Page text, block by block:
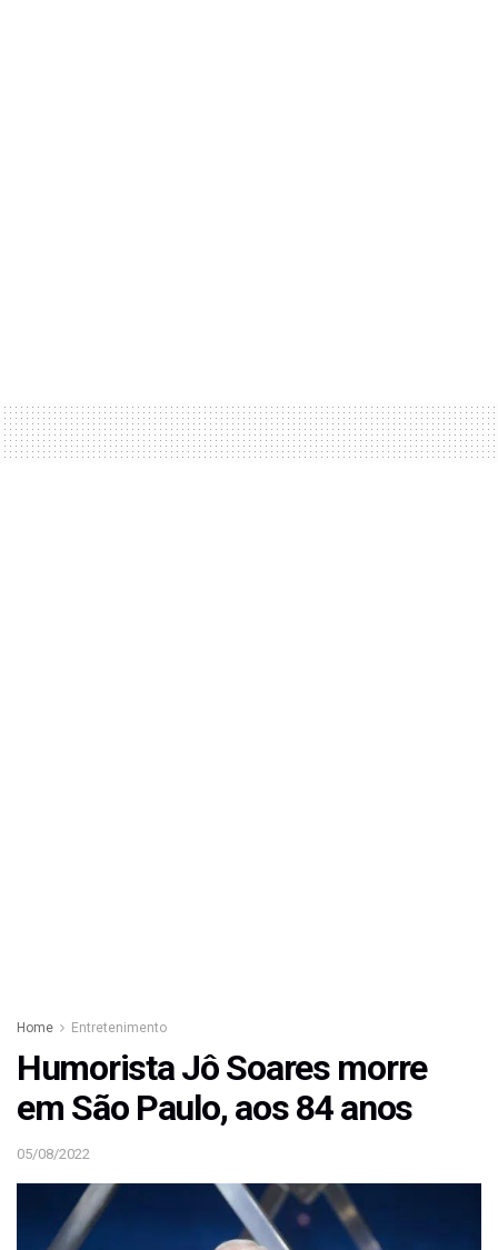
Home Entretenimento
Humorista Jô Soares morre
em São Paulo, aos 84 anos
05/08/2022